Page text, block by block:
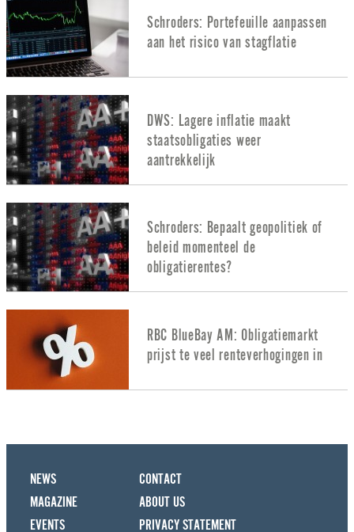
Schroders: Portefeuille aanpassen
aan het risico van stagflatie
DWS: Lagere inflatie maakt
staatsobligaties weer
aantrekkelijk
Schroders: Bepaalt geopolitiek of
beleid momenteel de
obligatierentes?
RBC BlueBay AM: Obligatiemarkt
prijst te veel renteverhogingen in
NEWS
MAGAZINE
EVENTS
CONTACT
ABOUT US
PRIVACY STATEMENT